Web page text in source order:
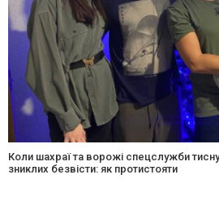
Коли шахраї та ворожі спецслужби
зниклих безвісти: як протистояти